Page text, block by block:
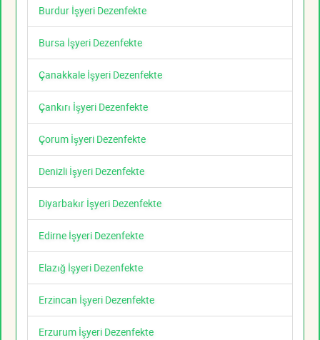
Burdur İşyeri Dezenfekte
Bursa İşyeri Dezenfekte
Çanakkale İşyeri Dezenfekte
Çankırı İşyeri Dezenfekte
Çorum İşyeri Dezenfekte
Denizli İşyeri Dezenfekte
Diyarbakır İşyeri Dezenfekte
Edirne İşyeri Dezenfekte
Elazığ İşyeri Dezenfekte
Erzincan İşyeri Dezenfekte
Erzurum İşyeri Dezenfekte